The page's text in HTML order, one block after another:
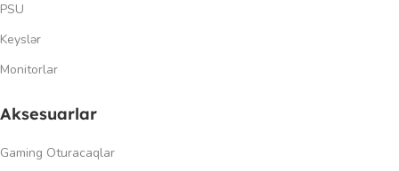
PSU
Keyslər
Monitorlar
Aksesuarlar
Gaming Oturacaqlar